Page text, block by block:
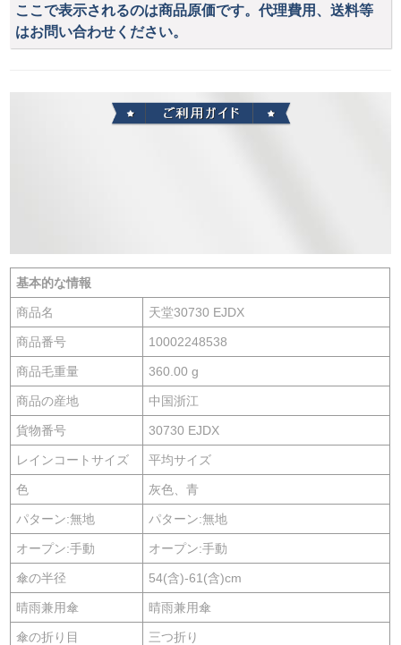
ここで表示されるのは商品原価です。代理費用、送料等
はお問い合わせください。
基本的な情報
商品名 天堂30730 EJDX
商品番号 10002248538
商品毛重量 360.00 g
商品の産地 中国浙江
貨物番号 30730 EJDX
レインコートサイズ 平均サイズ
色 灰色、青
パターン:無地 パターン:無地
オープン:手動 オープン:手動
傘の半径 54(含)-61(含)cm
晴雨兼用傘 晴雨兼用傘
傘の折り目 三つ折り